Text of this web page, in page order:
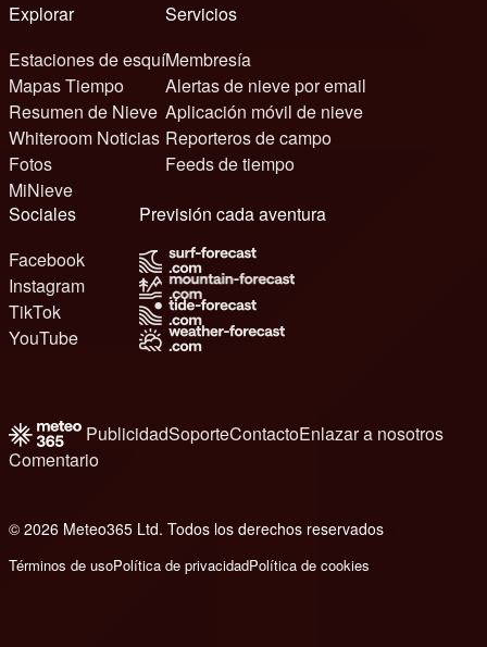
Explorar
Estaciones de esquí
Mapas Tiempo
Resumen de Nieve
Whiteroom Noticias
Fotos
MiNieve
Servicios
Membresía
Alertas de nieve por email
Aplicación móvil de nieve
Reporteros de campo
Feeds de tiempo
Sociales
Facebook
Instagram
TikTok
YouTube
Previsión cada aventura
PublicidadSoporteContactoEnlazar a nosotros
Comentario
© 2026 Meteo365 Ltd. Todos los derechos reservados
Términos de usoPolítica de privacidadPolítica de cookies